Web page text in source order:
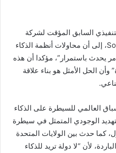
السابق المؤقت لشركة
OpenAI والحالي لشركة Softmax، إلى أن محاولات أنظمة الذكاء
يحدث باستمرار”، مؤكدا أن هذه
وأن الحل الأمثل هو بناء علاقة
العالمي للسيطرة على الذكاء
الوجودي المتمثل في سيطرة
كما حدث بين الولايات المتحدة
لأن “لا دولة تريد للذكاء